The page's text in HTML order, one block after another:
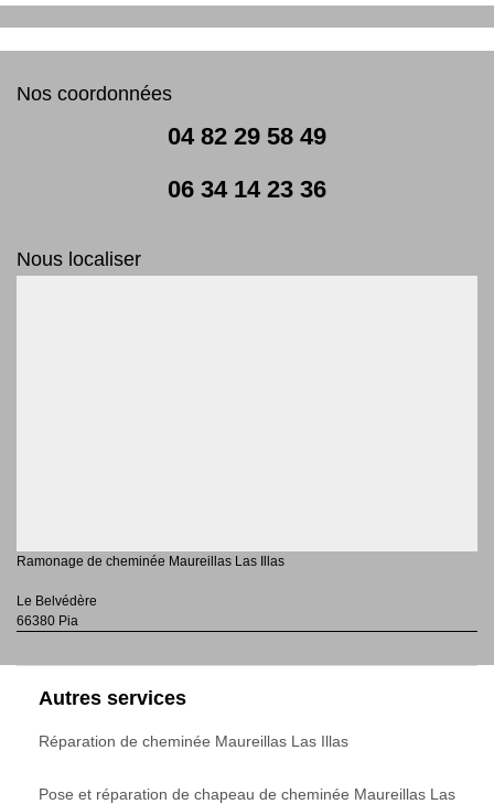
Nos coordonnées
04 82 29 58 49
06 34 14 23 36
Nous localiser
Ramonage de cheminée Maureillas Las Illas
Le Belvédère
66380 Pia
Autres services
Réparation de cheminée Maureillas Las Illas
Pose et réparation de chapeau de cheminée Maureillas Las